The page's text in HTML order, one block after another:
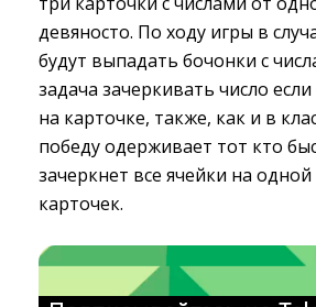
девяносто. По ходу игры в
будут выпадать бочонки с
задача зачеркивать число
на карточке, также, как и в
победу одерживает тот кто
зачеркнет все ячейки на одной
карточек.